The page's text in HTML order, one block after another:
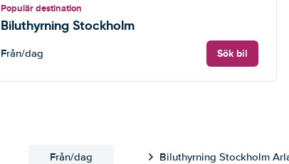
Populär destination
Biluthyrning Stockholm
Från/dag Sök bil
Från/dag Biluthyrning Stockholm